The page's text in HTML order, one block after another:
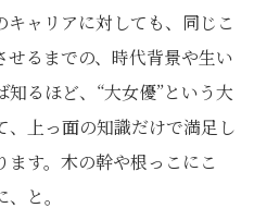
ャリアに対しても、同じこ
せるまでの、時代背景や生い
るほど、“大女優”という大
、上っ面の知識だけで満足し
す。木の幹や根っこにこ
と。